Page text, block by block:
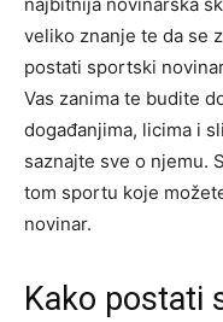
veliko znanje te da se
postati sportski
Vas zanima te budite
događanjima, licima i
saznajte sve o njemu.
tom sportu koje
novinar.
Kako postati